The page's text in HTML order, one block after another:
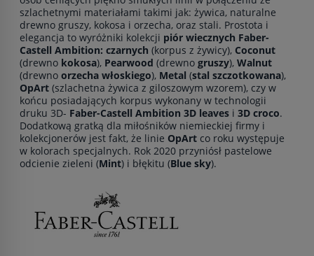
szlachetnymi materiałami takimi jak: żywica, naturalne
drewno gruszy, kokosa i orzecha, oraz stali. Prostota i
elegancja to wyróżniki kolekcji piór wiecznych Faber-
Castell Ambition: czarnych (korpus z żywicy), Coconut
(drewno kokosa), Pearwood (drewno gruszy), Walnut
(drewno orzecha włoskiego), Metal (stal szczotkowana),
OpArt (szlachetna żywica z giloszowym wzorem), czy w
końcu posiadających korpus wykonany w technologii
druku 3D- Faber-Castell Ambition 3D leaves i 3D croco.
Dodatkową gratką dla miłośników niemieckiej firmy i
kolekcjonerów jest fakt, że linie OpArt co roku występuje
w kolorach specjalnych. Rok 2020 przyniósł pastelowe
odcienie zieleni (Mint) i błękitu (Blue sky).